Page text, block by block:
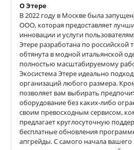
O Этере
В 2022 году в Москве была
OOO, которая предоставляет
инновации и услуги
Этере разработана по российской
обтянута в модной итальянской
полностью масштабируемому
Экосистема Этере идеально
организаций любого размера.
позволяет вам выбирать
оборудование без каких-либо
своим превосходным сервисом,
предлагает круглосуточную
бесплатные обновления
апгрейды. С самого начала